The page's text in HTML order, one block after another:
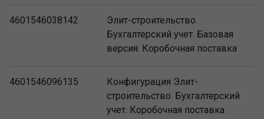
4601546038142
Элит-строительство.
Бухгалтерский учет. Базовая
версия. Коробочная поставка
4601546096135
Конфигурация Элит-
строительство. Бухгалтерский
учет. Коробочная поставка